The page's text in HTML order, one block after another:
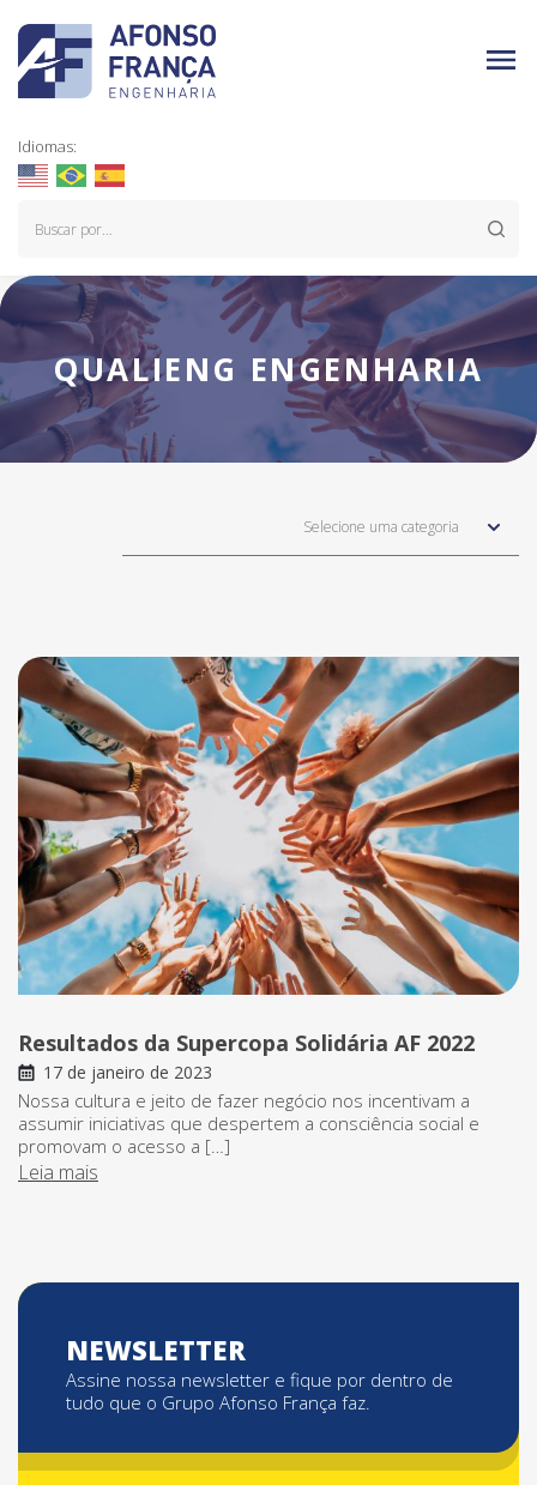
Idiomas:
QUALIENG ENGENHARIA
Selecione uma categoria
Resultados da Supercopa Solidária AF 2022
17 de janeiro de 2023
Nossa cultura e jeito de fazer negócio nos incentivam a
assumir iniciativas que despertem a consciência social e
promovam o acesso a […]
Leia mais
NEWSLETTER
Assine nossa newsletter e fique por dentro de
tudo que o Grupo Afonso França faz.